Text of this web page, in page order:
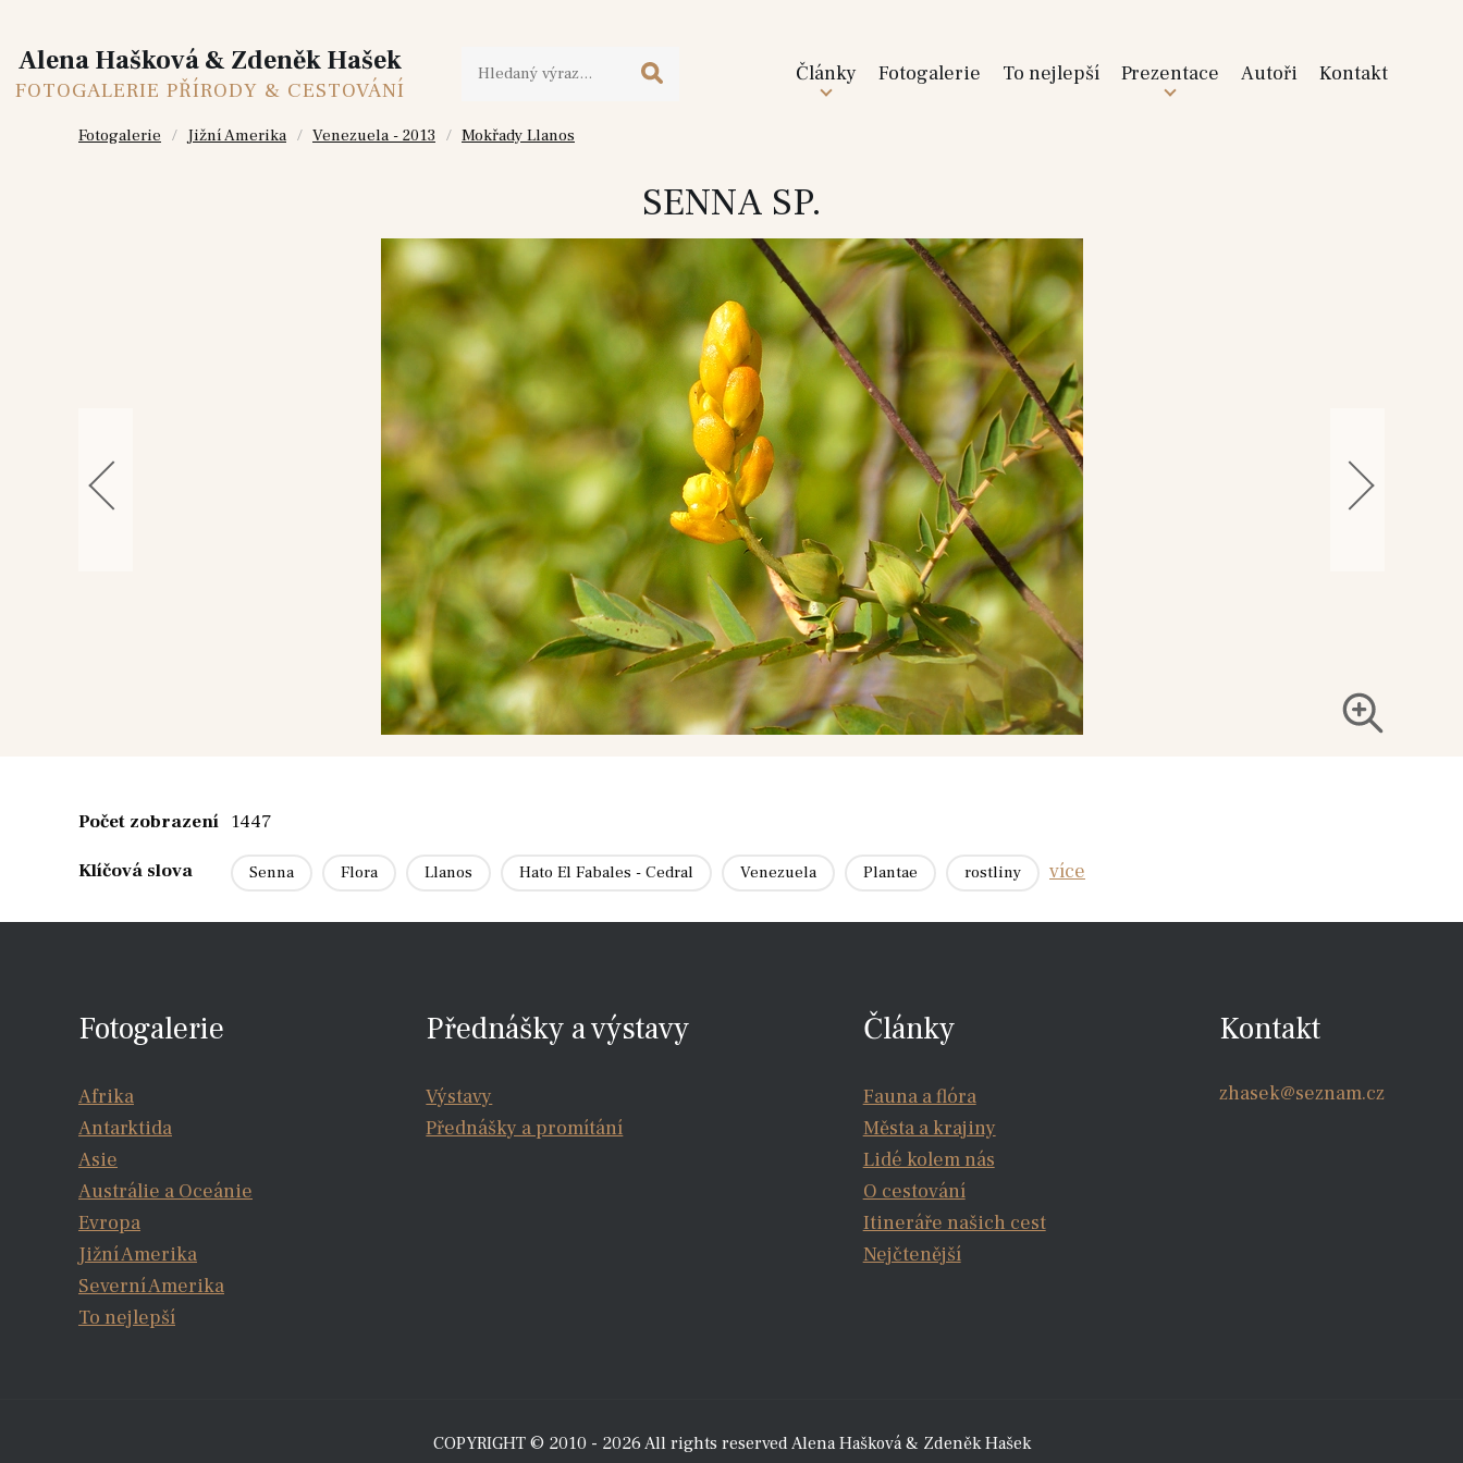
Alena Hašková & Zdeněk Hašek
FOTOGALERIE PŘÍRODY & CESTOVÁNÍ
Články Fotogalerie To nejlepší Prezentace Autoři Kontakt
Fotogalerie Jižní Amerika Venezuela - 2013 Mokřady Llanos
SENNA SP.
Počet zobrazení 1447
Klíčová slova Senna Flora Llanos Hato El Fabales - Cedral Venezuela Plantae rostliny více
Fotogalerie
Afrika
Antarktida
Asie
Austrálie a Oceánie
Evropa
Jižní Amerika
Severní Amerika
To nejlepší
Přednášky a výstavy
Výstavy
Přednášky a promítání
Články
Fauna a flóra
Města a krajiny
Lidé kolem nás
O cestování
Itineráře našich cest
Nejčtenější
Kontakt
zhasek@seznam.cz
COPYRIGHT © 2010 - 2026 All rights reserved Alena Hašková & Zdeněk Hašek